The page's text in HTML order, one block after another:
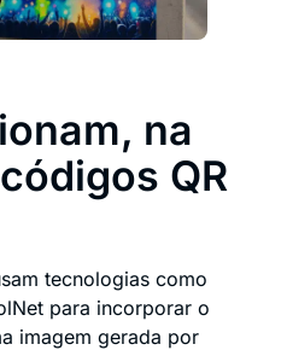
na
QR
tecnologias como
para incorporar o
imagem gerada por